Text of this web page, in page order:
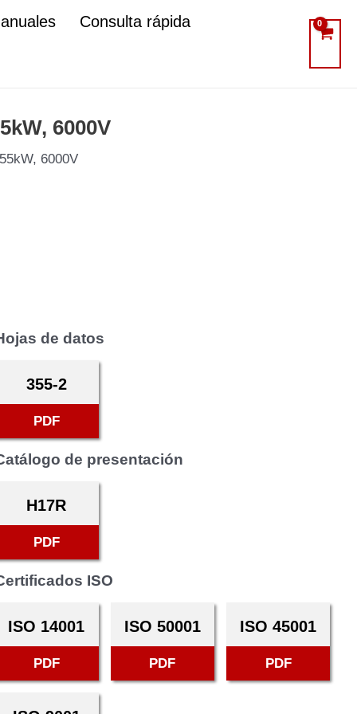
Consulta rápida
6000V
6000V
de datos
355-2
PDF
de presentación
H17R
PDF
ISO
ISO 14001
PDF
ISO 50001
PDF
ISO 45001
PDF